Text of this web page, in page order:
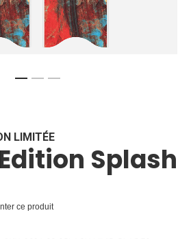
LIMITÉE
Splash
ce produit